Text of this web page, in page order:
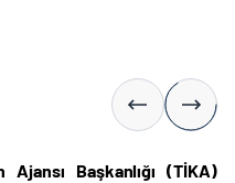
Başkanlığı (TİKA)